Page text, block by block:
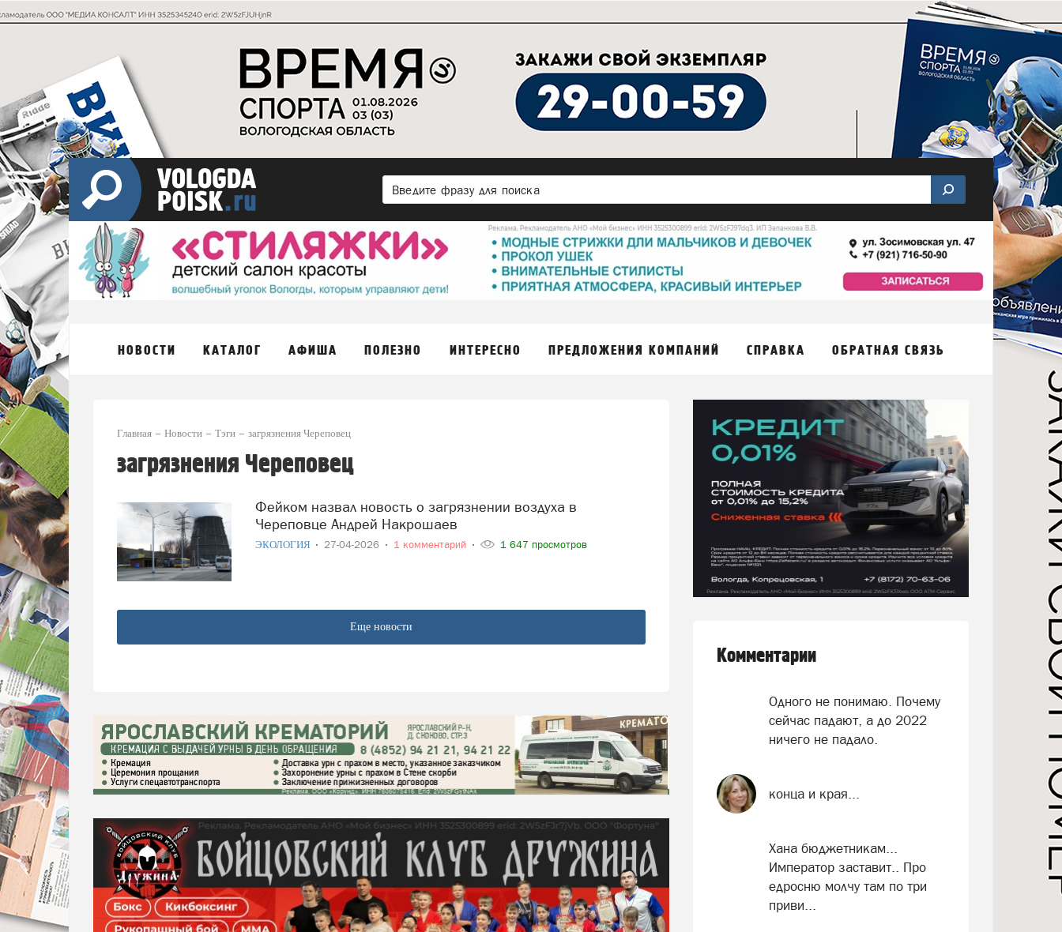
НОВОСТИ КАТАЛОГ АФИША ПОЛЕЗНО ИНТЕРЕСНО ПРЕДЛОЖЕНИЯ КОМПАНИЙ СПРАВКА ОБРАТНАЯ СВЯЗЬ
Главная Новости Тэги загрязнения Череповец
загрязнения Череповец
Фейком назвал новость о загрязнении воздуха в
Череповце Андрей Накрошаев
ЭКОЛОГИЯ 27-04-2026 1 комментарий 1 647 просмотров
Еще новости
Комментарии
Одного не понимаю. Почему
сейчас падают, а до 2022
ничего не падало.
конца и края...
Хана бюджетникам...
Император заставит.. Про
едросню молчу там по три
приви...